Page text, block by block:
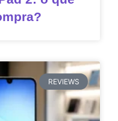
REVIEWS